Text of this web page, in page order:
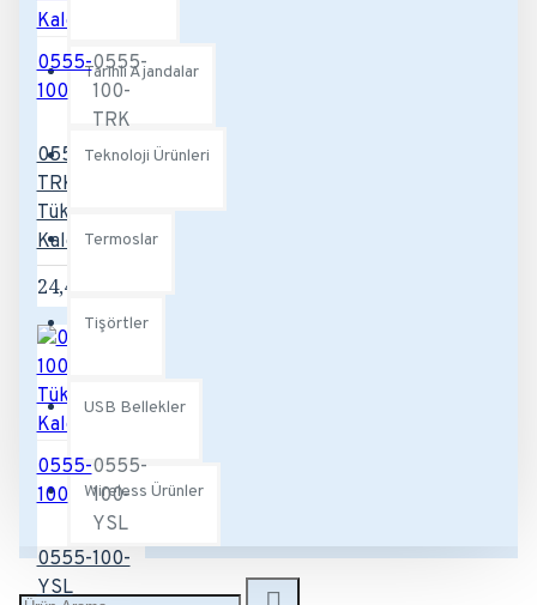
Tarihli Ajandalar
Teknoloji Ürünleri
Termoslar
Tişörtler
USB Bellekler
Wireless Ürünler
0555-
100
0555-
100-
TRK
0555-100-
TRK
Tükenmez
Kalem
24,48TL
0555-
100
0555-
100-
YSL
0555-100-
YSL